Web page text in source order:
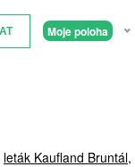
Moje poloha
leták Kaufland Bruntál,